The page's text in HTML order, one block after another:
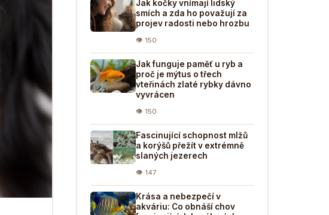
Jak kočky vnímají lidský
smích a zda ho považují za
projev radosti nebo hrozbu
👁 150
Jak funguje paměť u ryb a
proč je mýtus o třech
vteřinách zlaté rybky dávno
vyvrácen
👁 150
Fascinující schopnost mlžů
a korýšů přežít v extrémně
slaných jezerech
👁 147
Krása a nebezpečí v
akváriu: Co obnáší chov